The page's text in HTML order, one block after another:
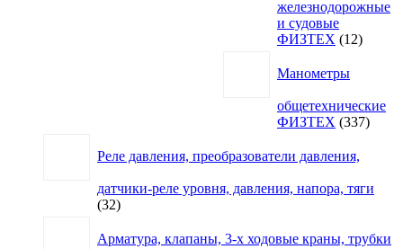
железнодорожные
и судовые
ФИЗТЕХ
1212
Манометры
общетехнические
ФИЗТЕХ 337337
Реле давления, преобразователи давления,
датчики-реле уровня, давления, напора, тяги
3232
Арматура, клапаны, 3-х ходовые краны, трубки